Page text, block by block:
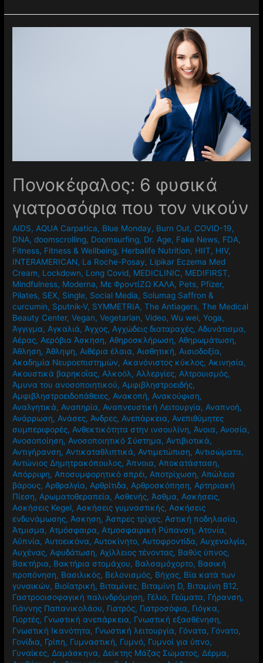
Πονοκέφαλος: 6 φυσικά
γιατροσόφια που τον νικούν
AIDS, AQUA Carpatica, Blue Monday, Burn Out, COVID-19,
DNA,doomscrolling, Doomsurfing, Dr. Age, Fake News, FDA,
Fitness, Fitness & Wellbeing, Herbalife Nutrition, HIIT, HIV,
INTERAMERICAN, La Roche-Posay, Lipikar Eczema Med
Cream, Lockdown, Long Covid, MEDICLINIC, MEDIFIRST,
Mindfulness, Moderna, Mε ΦροντίΖΩ ΚΑΛΑ, Pets, Pfizer,
Pilates, SEX, Single, Social Media, Solumag Saffron &
curcumin, Sputnik-V, SYMMETRIA,The Antiagers,The Medical
Beauty Center,Vegan,Vegetarian,Video,Wu wei,Yoga,
Άγγιγμα, Αγκαλιά, Άγχος, Αγχώδεις διαταραχές, Αδυνάτισμα,
Αέρας, Αερόβια Άσκηση, Αθηροσκλήρωση, Αθηρωμάτωση,
Άθληση, Άθληψη, Αιθέρια έλαια, Αισθητική, Αισιοδοξία,
Ακαδημία Νευροεπιστημών, Ακανόνιστος κύκλος, Ακινησία,
Ακουστικά βαρηκοΐας, Αλκοόλ, Αλλεργίες, Αλτρουισμός,
Άμυνα του ανοσοποιητικού, Αμφιβληστροειδής,
Αμφιβληστροειδοπάθειες, Ανακοπή, Ανακούφιση,
Αναλγητικά, Αναπηρία, Αναπνευστική Λειτουργία, Αναπνοή,
Ανάρρωση, Ανάσες, Άνδρες, Ανεπάρκεια, Ανεπιθύμητες
συμπεριφορές, Ανθεκτικότητα στην ινσουλίνη, Άνοια, Ανοσία,
Ανοσοποίηση, Ανοσοποιητικό Σύστημα, Αντιβιοτικά,
Αντιγήρανση, Αντικαταθλιπτικά, Αντιμετώπιση, Αντισώματα,
Αντώνιος Δημητρακόπουλος, Άπνοια, Αποκατάσταση,
Απόρριψη, Αποσυμφορητικό σπρέι, Αποτρίχωση, Απώλεια
βάρους, Αρθραλγία, Αρθρίτιδα, Αρθροσκόπηση, Αρτηριακή
Πίεση, Αρωματοθεραπεία, Ασθενής, Άσθμα, Ασκήσεις,
Ασκήσεις Kegel, Ασκήσεις γυμναστικής, Ασκήσεις
ενδυνάμωσης, Άσκηση, Άσπρες τρίχες, Αστική ποδηλασία,
Άτμισμα, Ατμόσφαιρα, Ατμοσφαιρική Ρύπανση, Ατονία,
Αϋπνία, Αυτοεικόνα, Αυτοκίνητο, Αυτοφροντίδα, Αυχεναλγία,
Αυχένας, Αφυδάτωση, Αχίλλειος τένοντας, Βαθύς ύπνος,
Βακτήρια, Βακτήρια στομάχου, Βαλσαμόχορτο, Βασική
προπόνηση, Βασιλικός, Βελονισμός, Βήχας, Βία κατά των
γυναικών, Βιοϊατρική, Βιταμίνες, Βιταμίνη D, Βιταμίνη Β12,
Γαστροοισοφαγική παλινδρόμηση, Γέλιο, Γεύματα, Γήρανση,
Γιάννης Παπανικολάου, Γιατρός, Γιατροσόφια, Γιόγκα,
Γιορτές, Γνωστική ανεπάρκεια, Γνωστική εξασθένηση,
Γνωστική Ικανότητα, Γνωστική λειτουργία, Γόνατα, Γόνατο,
Γονίδια, Γρίπη, Γυμναστική, Γυμνό, Γυμνοί για ύπνο,
Γυναίκες, Δαμάσκηνα, Δείκτης Μάζας Σώματος, Δέρμα,